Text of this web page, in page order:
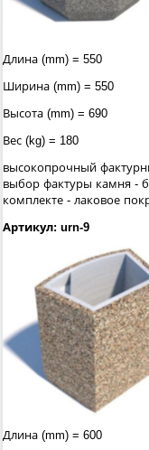
Длина (mm) = 550
Ширина (mm) = 550
Высота (mm) = 690
Вес (kg) = 180
высокопрочный
выбор фактуры камня -
комплекте - лаковое
Артикул: urn-9
Длина (mm) = 600